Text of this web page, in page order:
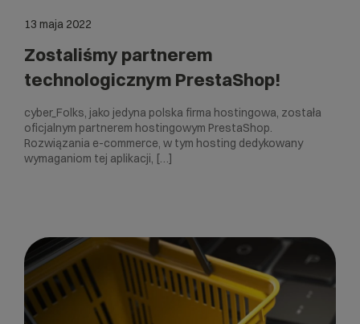
13 maja 2022
Zostaliśmy partnerem
technologicznym PrestaShop!
cyber_Folks, jako jedyna polska firma hostingowa, została
oficjalnym partnerem hostingowym PrestaShop.
Rozwiązania e-commerce, w tym hosting dedykowany
wymaganiom tej aplikacji, […]